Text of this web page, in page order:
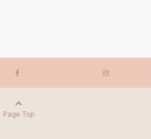
Page Top